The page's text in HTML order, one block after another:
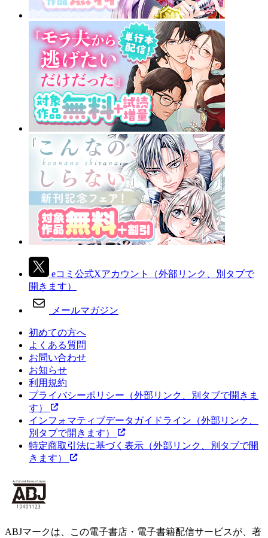
eコミ公式Xアカウント
（外部リンク、別タブで
開きます）
メールマガジン
初めての方へ
よくある質問
お問い合わせ
お知らせ
利用規約
プライバシーポリシー （外部リンク、別タブで開きま
す）
インフォマティブデータガイドライン （外部リンク、
別タブで開きます）
特定商取引法に基づく表示 （外部リンク、別タブで開
きます）
ABJマークは、この電子書店・電子書籍配信サービスが、著